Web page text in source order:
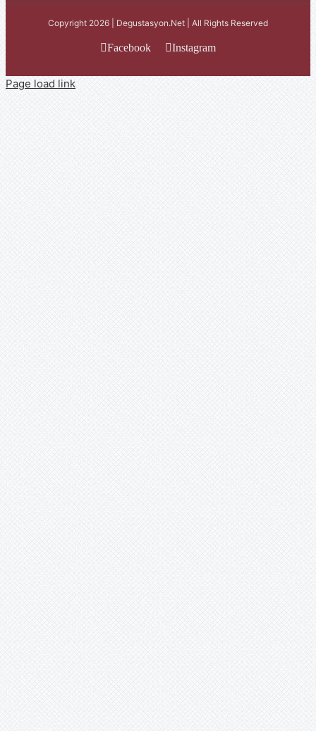
Copyright 2026 | Degustasyon.Net | All Rights Reserved
Facebook Instagram
Page load link